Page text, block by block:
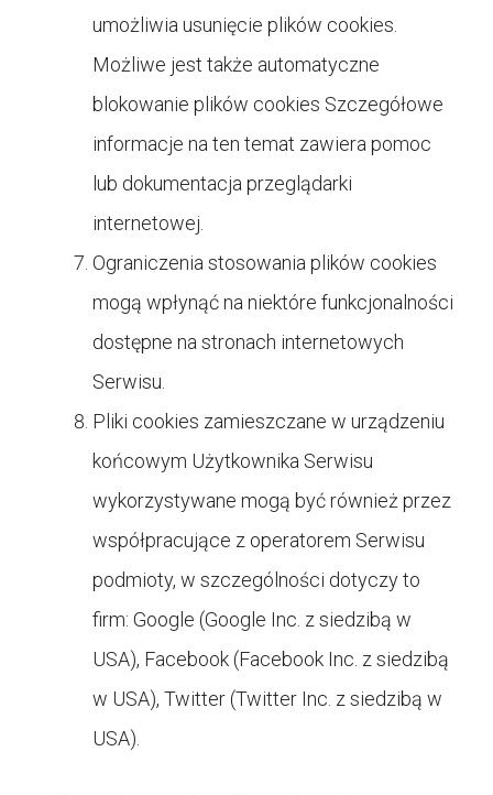
umożliwia usunięcie plików cookies.
Możliwe jest także automatyczne
blokowanie plików cookies Szczegółowe
informacje na ten temat zawiera pomoc
lub dokumentacja przeglądarki
internetowej.
Ograniczenia stosowania plików cookies
mogą wpłynąć na niektóre funkcjonalności
dostępne na stronach internetowych
Serwisu.
Pliki cookies zamieszczane w urządzeniu
końcowym Użytkownika Serwisu
wykorzystywane mogą być również przez
współpracujące z operatorem Serwisu
podmioty, w szczególności dotyczy to
firm: Google (Google Inc. z siedzibą w
USA), Facebook (Facebook Inc. z siedzibą
w USA), Twitter (Twitter Inc. z siedzibą w
USA).